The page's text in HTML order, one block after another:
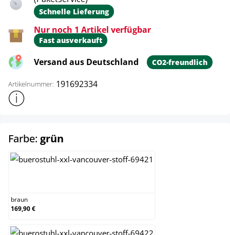
Schnelle Lieferung
Nur noch 1 Artikel verfügbar
Fast ausverkauft
Versand aus Deutschland CO2-freundlich
Artikelnummer: 191692334
Weitere Produktinformationen anzeigen
Farbe: grün
braun
169,90 €